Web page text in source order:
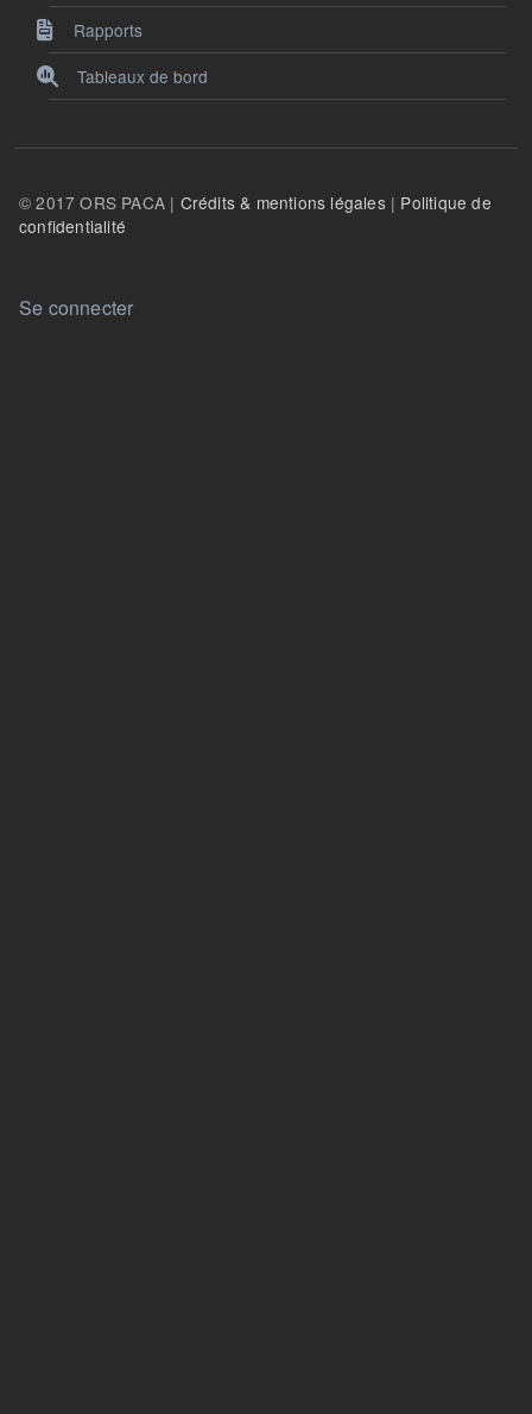
Rapports
Tableaux de bord
© 2017 ORS PACA | Crédits & mentions légales| Politique de
confidentialité
User account menu
Se connecter